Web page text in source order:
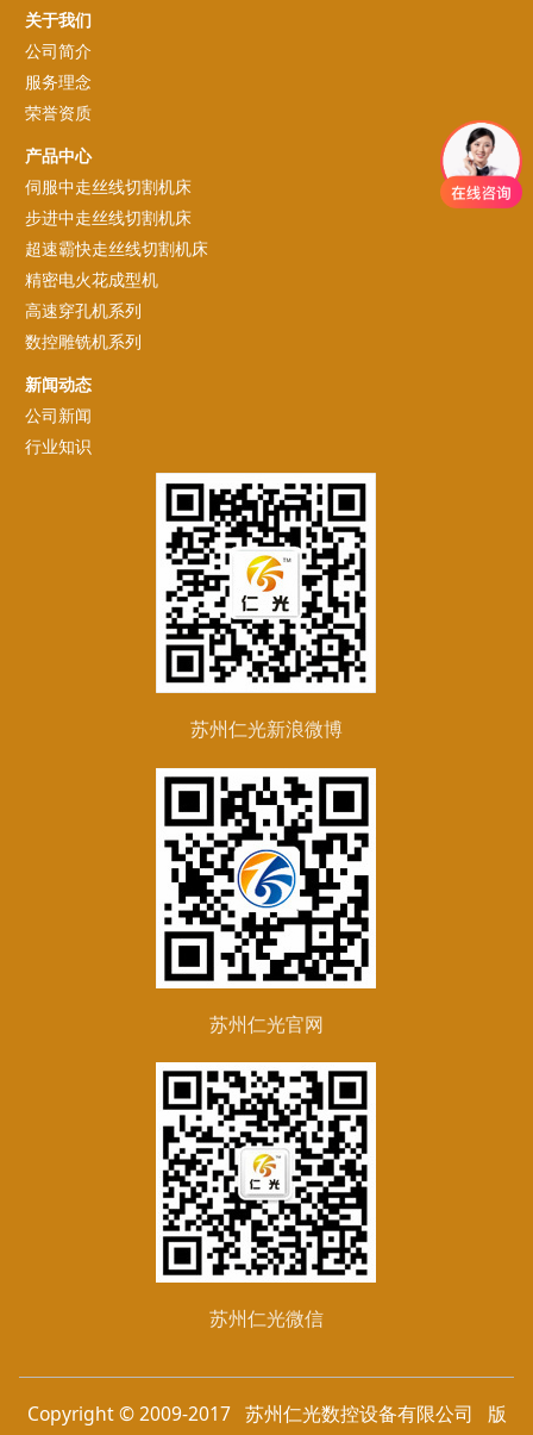
关于我们
公司简介
服务理念
荣誉资质
产品中心
伺服中走丝线切割机床
步进中走丝线切割机床
超速霸快走丝线切割机床
精密电火花成型机
高速穿孔机系列
数控雕铣机系列
新闻动态
公司新闻
行业知识
苏州仁光新浪微博
苏州仁光官网
苏州仁光微信
Copyright © 2009-2017 苏州仁光数控设备有限公司 版